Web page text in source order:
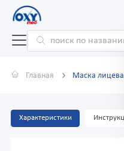
Главная Маска
Характеристики